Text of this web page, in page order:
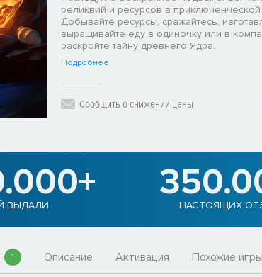
реликвий и ресурсов в
Добывайте ресурсы, сражайтесь,
выращивайте еду в одиночку или в
раскройте тайну древнего Ядра.
Подробнее
Сообщить о снижении цены
ВЫДАЛИ НАСТОЯЩИХ
1 Описание Активация Похожие игры